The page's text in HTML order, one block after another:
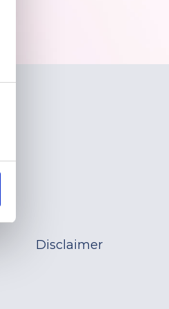
Disclaimer